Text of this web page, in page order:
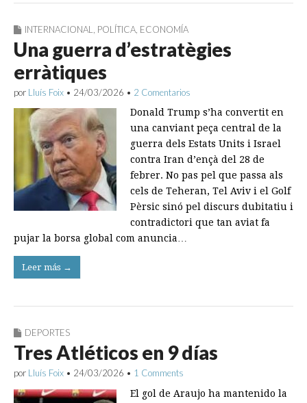
INTERNACIONAL POLÍTICA ECONOMÍA
Una guerra d’estratègies
erràtiques
por Lluís Foix • 24/03/2026 • 2 Comentarios
Donald Trump s’ha convertit en
una canviant peça central de la
guerra dels Estats Units i Israel
contra Iran d’ençà del 28 de
febrer. No pas pel que passa als
cels de Teheran, Tel Aviv i el Golf
Pèrsic sinó pel discurs dubitatiu i
contradictori que tan aviat fa
pujar la borsa global com anuncia…
Leer más →
DEPORTES
Tres Atléticos en 9 días
por Lluís Foix • 24/03/2026 • 1 Comments
El gol de Araujo ha mantenido la